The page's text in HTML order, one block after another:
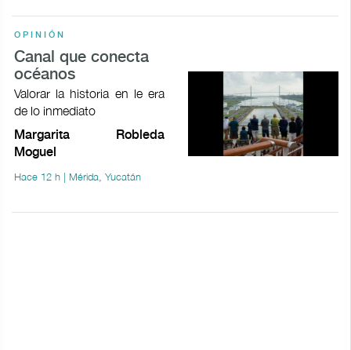
OPINIÓN
Canal que conecta
océanos
Valorar la historia en le era
de lo inmediato
Margarita Robleda
Moguel
Hace 12 h | Mérida, Yucatán